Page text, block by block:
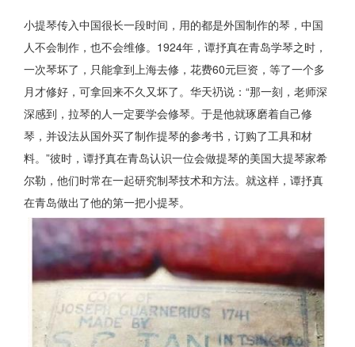
小提琴传入中国很长一段时间，用的都是外国制作的琴，中国
人不会制作，也不会维修。1924年，谭抒真在青岛学琴之时，
一次琴坏了，只能拿到上海去修，花费60元巨资，等了一个多
月才修好，可拿回来不久又坏了。华天礽说：“那一刻，老师深
深感到，拉琴的人一定要学会修琴。于是他就琢磨着自己修
琴，并设法从国外买了制作提琴的参考书，订购了工具和材
料。”彼时，谭抒真在青岛认识一位会做提琴的美国大提琴家希
尔勒，他们时常在一起研究制琴技术和方法。就这样，谭抒真
在青岛做出了他的第一把小提琴。